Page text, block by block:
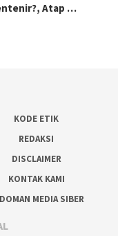
Atap …
KODE ETIK
REDAKSI
DISCLAIMER
KONTAK KAMI
MEDIA SIBER